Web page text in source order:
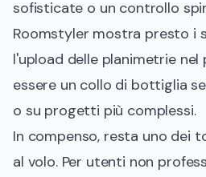
sofisticate o un controllo
Roomstyler mostra presto i
l'upload delle planimetrie
essere un collo di bottiglia
o su progetti più complessi.
In compenso, resta uno dei
al volo. Per utenti non